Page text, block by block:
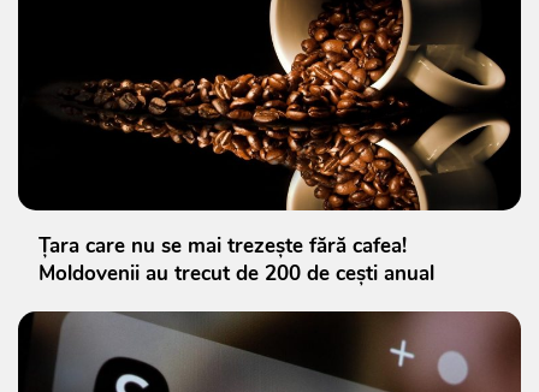
Țara care nu se mai trezește fără cafea!
Moldovenii au trecut de 200 de cești anual